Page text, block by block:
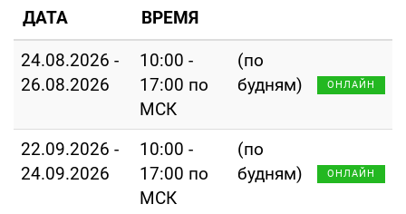
ДАТА ВРЕМЯ
24.08.2026 -
26.08.2026
10:00 -
17:00 по
МСК
(по
будням)
ОНЛАЙН
22.09.2026 -
24.09.2026
10:00 -
17:00 по
МСК
(по
будням)
ОНЛАЙН